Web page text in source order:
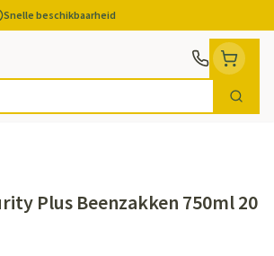
Snelle beschikbaarheid
Zoek
Plus Beenzakken 750ml 20